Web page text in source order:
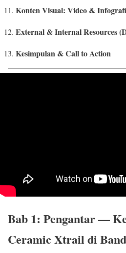
Konten Visual: Video &
External & Internal Resources
Kesimpulan & Call to Action
Bab 1: Pengantar —
Ceramic Xtrail di